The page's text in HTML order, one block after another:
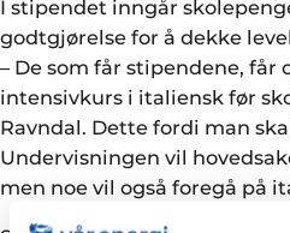
Medie- og presserom
I stipendet inngår
godtgjørelse for å dekke
– De som får stipendene, får
intensivkurs i italiensk før
Ravndal. Dette fordi man
Undervisningen vil
men noe vil også foregå på